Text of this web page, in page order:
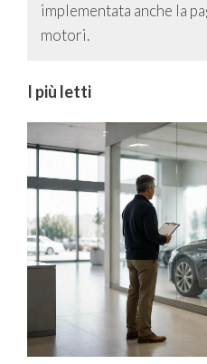
implementata anche la
motori.
I più letti